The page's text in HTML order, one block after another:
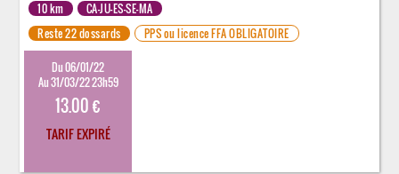
10 km
CA-JU-ES-SE-MA
Reste 22 dossards
PPS ou licence FFA OBLIGATOIRE
Du 06/01/22
Au 31/03/22 23h59
13.00 €
TARIF EXPIRÉ